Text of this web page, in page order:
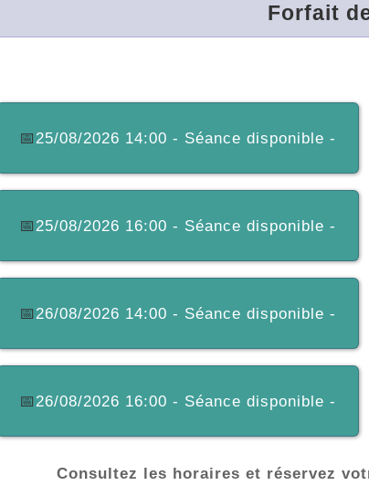
Forfait
📅25/08/2026 14:00 - Séance disponible -
📅25/08/2026 16:00 - Séance disponible -
📅26/08/2026 14:00 - Séance disponible -
📅26/08/2026 16:00 - Séance disponible -
Consultez les horaires et réservez